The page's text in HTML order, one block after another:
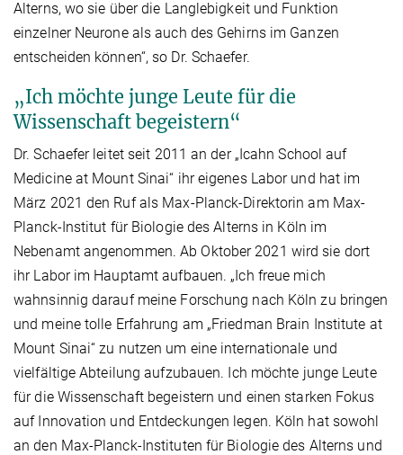
Alterns, wo sie über die Langlebigkeit und Funktion
einzelner Neurone als auch des Gehirns im Ganzen
entscheiden können“, so Dr. Schaefer.
„Ich möchte junge Leute für die
Wissenschaft begeistern“
Dr. Schaefer leitet seit 2011 an der „Icahn School auf
Medicine at Mount Sinai“ ihr eigenes Labor und hat im
März 2021 den Ruf als Max-Planck-Direktorin am Max-
Planck-Institut für Biologie des Alterns in Köln im
Nebenamt angenommen. Ab Oktober 2021 wird sie dort
ihr Labor im Hauptamt aufbauen. „Ich freue mich
wahnsinnig darauf meine Forschung nach Köln zu bringen
und meine tolle Erfahrung am „Friedman Brain Institute at
Mount Sinai“ zu nutzen um eine internationale und
vielfältige Abteilung aufzubauen. Ich möchte junge Leute
für die Wissenschaft begeistern und einen starken Fokus
auf Innovation und Entdeckungen legen. Köln hat sowohl
an den Max-Planck-Instituten für Biologie des Alterns und